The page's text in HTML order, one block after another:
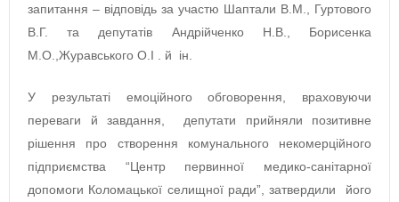
запитання – відповідь за участю Шаптали В.М., Гуртового
В.Г. та депутатів Андрійченко Н.В., Борисенка
М.О.,Журавського О.І . й ін.
У результаті емоційного обговорення, враховуючи
переваги й завдання, депутати прийняли позитивне
рішення про створення комунального некомерційного
підприємства “Центр первинної медико-санітарної
допомоги Коломацької селищної ради”, затвердили його